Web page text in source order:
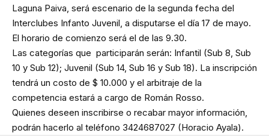
Laguna Paiva, será escenario de la segunda fecha del
Interclubes Infanto Juvenil, a disputarse el día 17 de mayo.
El horario de comienzo será el de las 9.30.
Las categorías que participarán serán: Infantil (Sub 8, Sub
10 y Sub 12); Juvenil (Sub 14, Sub 16 y Sub 18). La inscripción
tendrá un costo de $ 10.000 y el arbitraje de la
competencia estará a cargo de Román Rosso.
Quienes deseen inscribirse o recabar mayor información,
podrán hacerlo al teléfono 3424687027 (Horacio Ayala).